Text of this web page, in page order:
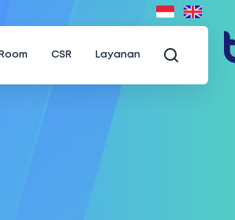
CSR Layanan